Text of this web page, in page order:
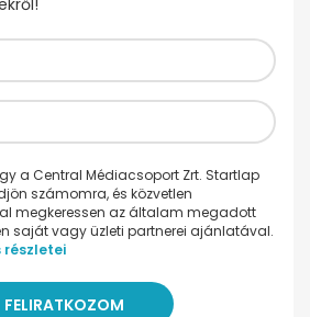
a Central Médiacsoport Zrt. Startlap
számomra, és közvetlen
megkeressen az általam megadott
saját vagy üzleti partnerei ajánlatával.
részletei